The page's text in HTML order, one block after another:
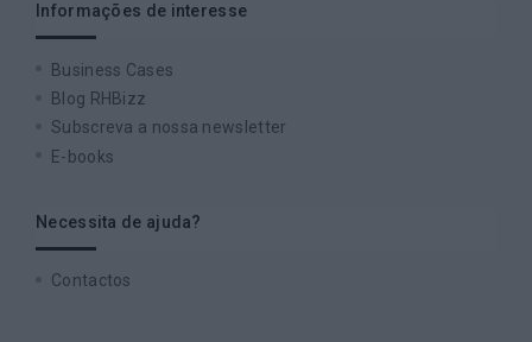
Informações de interesse
Business Cases
Blog RHBizz
Subscreva a nossa newsletter
E-books
Necessita de ajuda?
Contactos